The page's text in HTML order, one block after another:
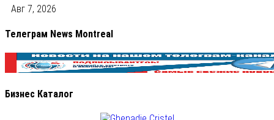
Авг 7, 2026
Телеграм News Montreal
Бизнес Каталог